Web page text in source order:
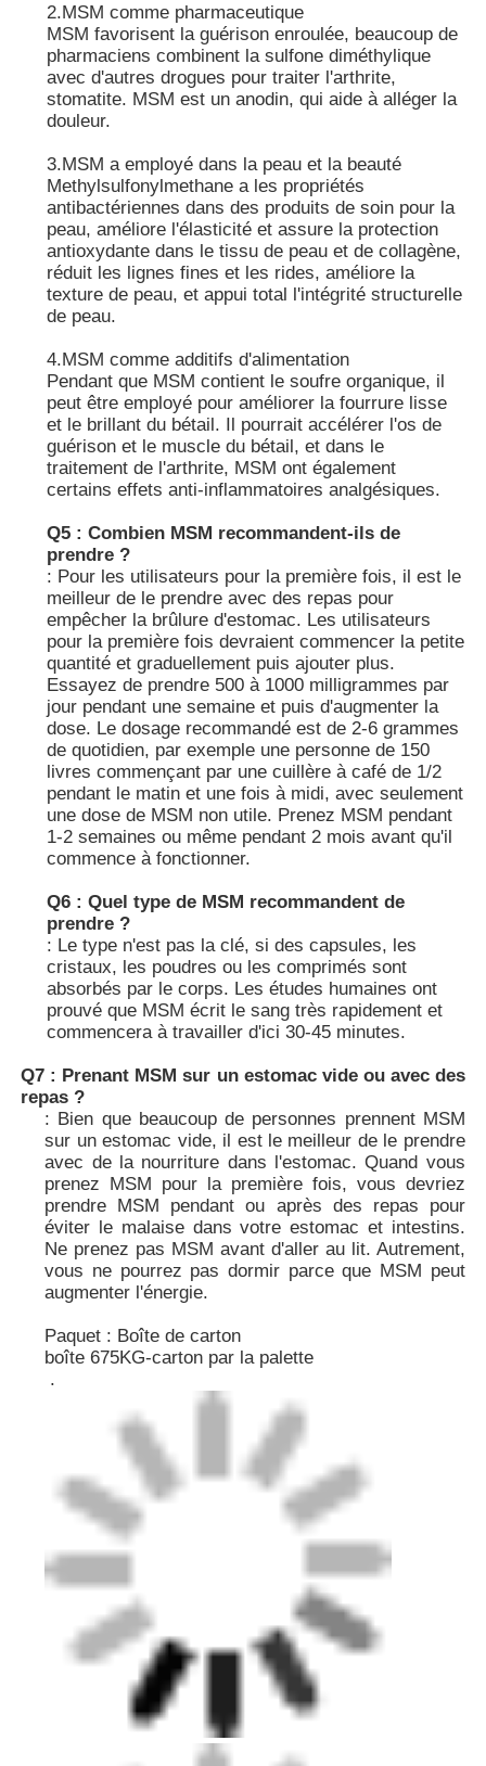
2.MSM comme pharmaceutique
MSM favorisent la guérison enroulée, beaucoup de
pharmaciens combinent la sulfone diméthylique
avec d'autres drogues pour traiter l'arthrite,
stomatite. MSM est un anodin, qui aide à alléger la
douleur.
3.MSM a employé dans la peau et la beauté
Methylsulfonylmethane a les propriétés
antibactériennes dans des produits de soin pour la
peau, améliore l'élasticité et assure la protection
antioxydante dans le tissu de peau et de collagène,
réduit les lignes fines et les rides, améliore la
texture de peau, et appui total l'intégrité structurelle
de peau.
4.MSM comme additifs d'alimentation
Pendant que MSM contient le soufre organique, il
peut être employé pour améliorer la fourrure lisse
et le brillant du bétail. Il pourrait accélérer l'os de
guérison et le muscle du bétail, et dans le
traitement de l'arthrite, MSM ont également
certains effets anti-inflammatoires analgésiques.
Q5 : Combien MSM recommandent-ils de
prendre ?
: Pour les utilisateurs pour la première fois, il est le
meilleur de le prendre avec des repas pour
empêcher la brûlure d'estomac. Les utilisateurs
pour la première fois devraient commencer la petite
quantité et graduellement puis ajouter plus.
Essayez de prendre 500 à 1000 milligrammes par
jour pendant une semaine et puis d'augmenter la
dose. Le dosage recommandé est de 2-6 grammes
de quotidien, par exemple une personne de 150
livres commençant par une cuillère à café de 1/2
pendant le matin et une fois à midi, avec seulement
une dose de MSM non utile. Prenez MSM pendant
1-2 semaines ou même pendant 2 mois avant qu'il
commence à fonctionner.
Q6 : Quel type de MSM recommandent de
prendre ?
: Le type n'est pas la clé, si des capsules, les
cristaux, les poudres ou les comprimés sont
absorbés par le corps. Les études humaines ont
prouvé que MSM écrit le sang très rapidement et
commencera à travailler d'ici 30-45 minutes.
Q7 : Prenant MSM sur un estomac vide ou avec des
repas ?
: Bien que beaucoup de personnes prennent MSM
sur un estomac vide, il est le meilleur de le prendre
avec de la nourriture dans l'estomac. Quand vous
prenez MSM pour la première fois, vous devriez
prendre MSM pendant ou après des repas pour
éviter le malaise dans votre estomac et intestins.
Ne prenez pas MSM avant d'aller au lit. Autrement,
vous ne pourrez pas dormir parce que MSM peut
augmenter l'énergie.
Paquet : Boîte de carton
boîte 675KG-carton par la palette
.